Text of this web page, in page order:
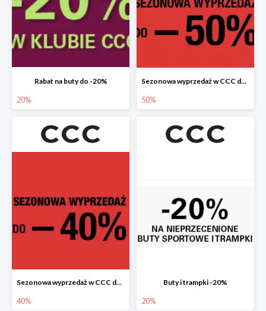
Rabat na buty do -20%
20%
Sezonowa wyprzedaż w CCC do -50%
50%
Sezonowa wyprzedaż w CCC do -40%
40%
Buty i trampki -20%
20%